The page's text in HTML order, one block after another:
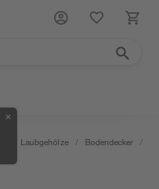
✕
Laubgehölze / Bodendecker /